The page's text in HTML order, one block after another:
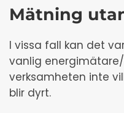
Mätning
I vissa fall kan det
vanlig
verksamheten inte
blir dyrt.